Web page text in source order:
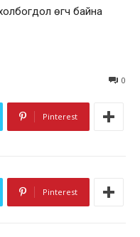
өгч байна
0
Pinterest
Pinterest